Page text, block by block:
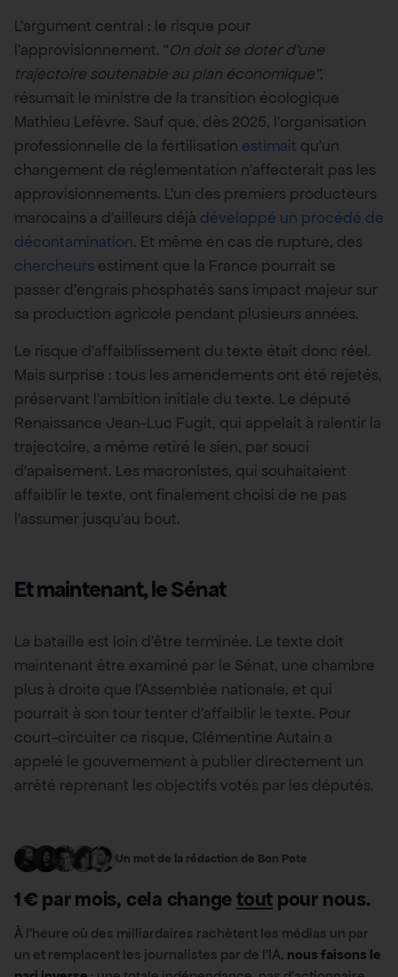
L’argument central : le risque pour
l’approvisionnement. “On doit se doter d’une
trajectoire soutenable au plan économique”,
résumait le ministre de la transition écologique
Mathieu Lefèvre. Sauf que, dès 2025, l’organisation
professionnelle de la fertilisation estimait qu’un
changement de réglementation n’affecterait pas les
approvisionnements. L’un des premiers producteurs
marocains a d’ailleurs déjà développé un procédé de
décontamination. Et même en cas de rupture, des
chercheurs estiment que la France pourrait se
passer d’engrais phosphatés sans impact majeur sur
sa production agricole pendant plusieurs années.
Le risque d’affaiblissement du texte était donc réel.
Mais surprise : tous les amendements ont été rejetés,
préservant l’ambition initiale du texte. Le député
Renaissance Jean-Luc Fugit, qui appelait à ralentir la
trajectoire, a même retiré le sien, par souci
d’apaisement. Les macronistes, qui souhaitaient
affaiblir le texte, ont finalement choisi de ne pas
l’assumer jusqu’au bout.
Et maintenant, le Sénat
La bataille est loin d’être terminée. Le texte doit
maintenant être examiné par le Sénat, une chambre
plus à droite que l’Assemblée nationale, et qui
pourrait à son tour tenter d’affaiblir le texte. Pour
court-circuiter ce risque, Clémentine Autain a
appelé le gouvernement à publier directement un
arrêté reprenant les objectifs votés par les députés.
Un mot de la rédaction de Bon Pote
1 € par mois, cela changetout pour nous.
À l’heure où des milliardaires rachètent les médias un par
un et remplacent les journalistes par de l’IA, nous faisons le